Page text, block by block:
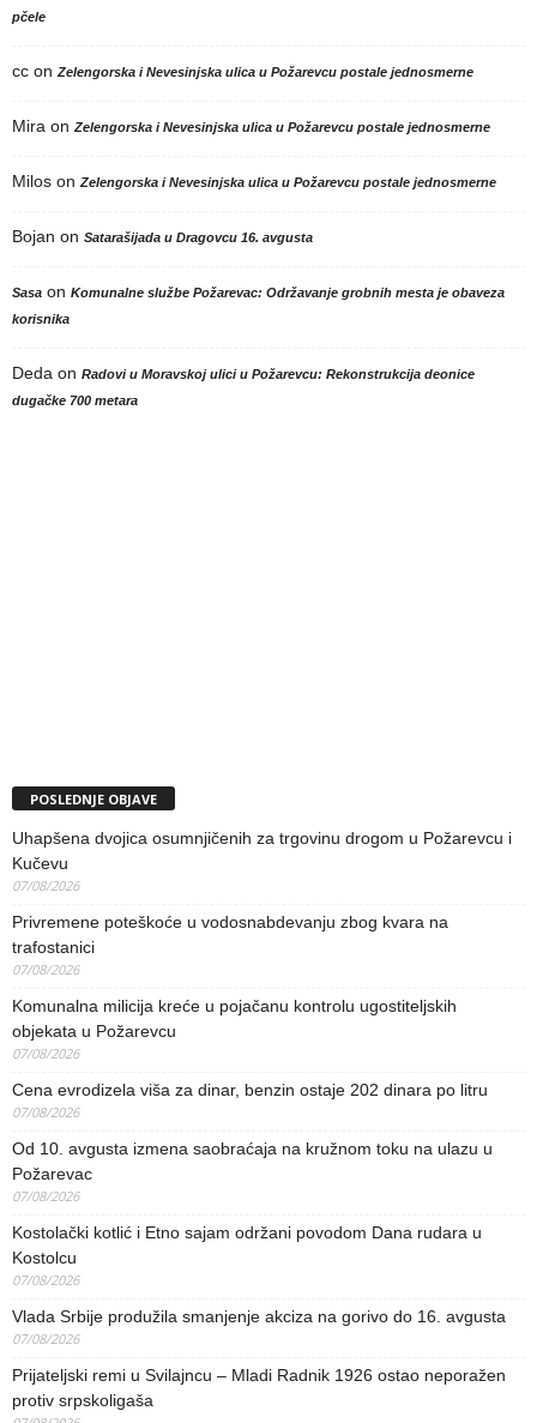
pčele
cc on Zelengorska i Nevesinjska ulica u Požarevcu postale jednosmerne
Mira on Zelengorska i Nevesinjska ulica u Požarevcu postale jednosmerne
Milos on Zelengorska i Nevesinjska ulica u Požarevcu postale jednosmerne
Bojan on Satarašijada u Dragovcu 16. avgusta
Sasa on Komunalne službe Požarevac: Održavanje grobnih mesta je obaveza
korisnika
Deda on Radovi u Moravskoj ulici u Požarevcu: Rekonstrukcija deonice
dugačke 700 metara
POSLEDNJE OBJAVE
Uhapšena dvojica osumnjičenih za trgovinu drogom u Požarevcu i
Kučevu
07/08/2026
Privremene poteškoće u vodosnabdevanju zbog kvara na
trafostanici
07/08/2026
Komunalna milicija kreće u pojačanu kontrolu ugostiteljskih
objekata u Požarevcu
07/08/2026
Cena evrodizela viša za dinar, benzin ostaje 202 dinara po litru
07/08/2026
Od 10. avgusta izmena saobraćaja na kružnom toku na ulazu u
Požarevac
07/08/2026
Kostolački kotlić i Etno sajam održani povodom Dana rudara u
Kostolcu
07/08/2026
Vlada Srbije produžila smanjenje akciza na gorivo do 16. avgusta
07/08/2026
Prijateljski remi u Svilajncu – Mladi Radnik 1926 ostao neporažen
protiv srpskoligaša